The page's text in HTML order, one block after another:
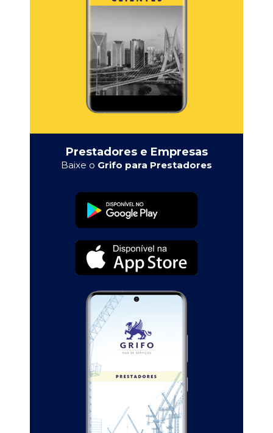
Prestadores e Empresas
Baixe o Grifo para Prestadores